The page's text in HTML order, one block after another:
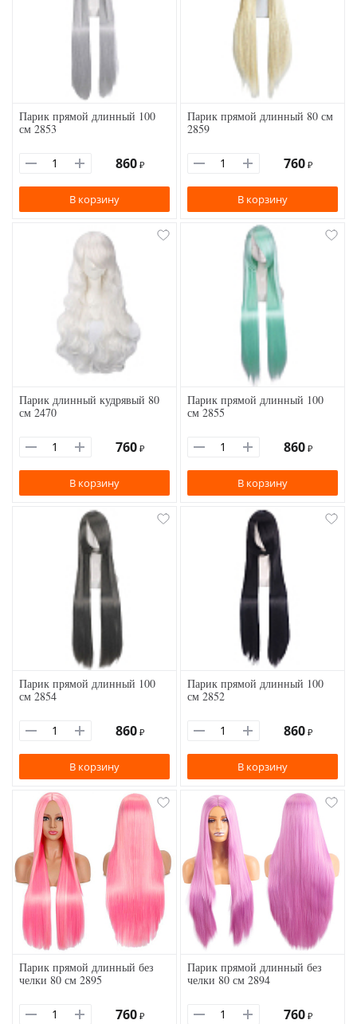
Парик прямой длинный 100
см 2853
860 ₽
В корзину
Парик прямой длинный 80 см
2859
760 ₽
В корзину
Парик длинный кудрявый 80
см 2470
760 ₽
В корзину
Парик прямой длинный 100
см 2855
860 ₽
В корзину
Парик прямой длинный 100
см 2854
860 ₽
В корзину
Парик прямой длинный 100
см 2852
860 ₽
В корзину
Парик прямой длинный без
челки 80 см 2895
760 ₽
Парик прямой длинный без
челки 80 см 2894
760 ₽